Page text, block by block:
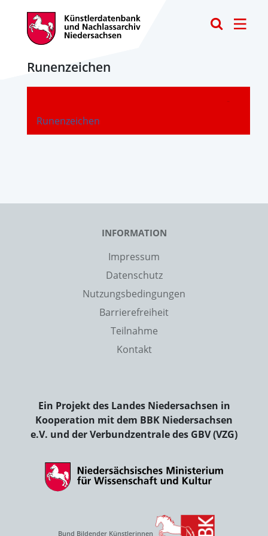
Runenzeichen
Runenzeichen
-
INFORMATION
Impressum
Datenschutz
Nutzungsbedingungen
Barrierefreiheit
Teilnahme
Kontakt
Ein Projekt des Landes Niedersachsen in
Kooperation mit dem BBK Niedersachsen
e.V. und der Verbundzentrale des GBV (VZG)
Bund Bildender Künstlerinnen